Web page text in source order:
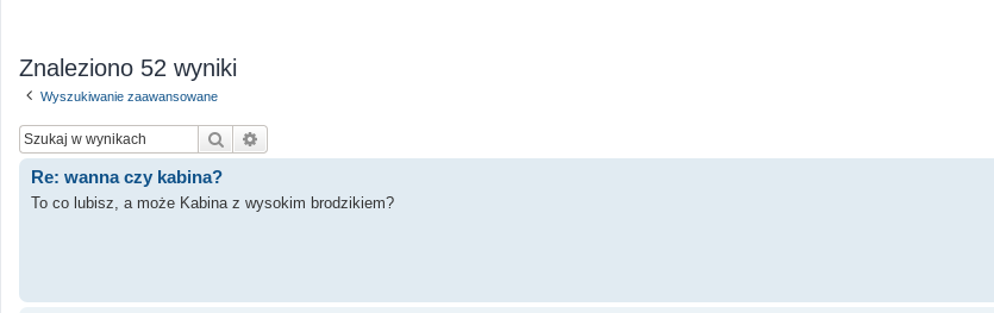
Znaleziono 52 wyniki
Wyszukiwanie zaawansowane
Szukaj
Re: wanna czy kabina?
To co lubisz, a może Kabina z wysokim brodzikiem?